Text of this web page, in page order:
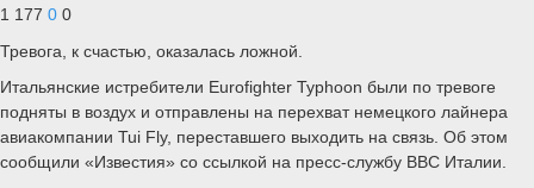
1 177 0 0
Тревога, к счастью, оказалась ложной.
Итальянские истребители Eurofighter Typhoon были по тревоге
подняты в воздух и отправлены на перехват немецкого лайнера
авиакомпании Tui Fly, переставшего выходить на связь. Об этом
сообщили «Известия» со ссылкой на пресс-службу ВВС Италии.